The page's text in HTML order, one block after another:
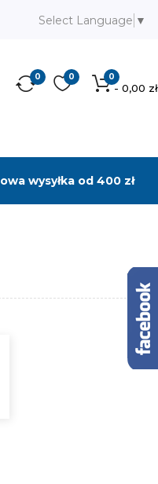
Select Language ▼
0
- 0,00 zł
0
0
wysyłka od 400 zł